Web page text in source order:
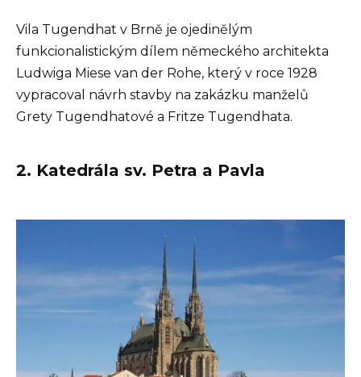
Vila Tugendhat v Brně je ojedinělým
funkcionalistickým dílem německého architekta
Ludwiga Miese van der Rohe, který v roce 1928
vypracoval návrh stavby na zakázku manželů
Grety Tugendhatové a Fritze Tugendhata.
2. Katedrála sv. Petra a Pavla